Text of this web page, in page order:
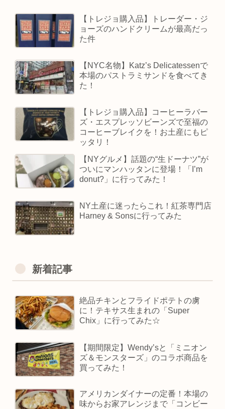
【トレジョ購入品】トレーダー・ジ
ョーズのハンドクリームが最高だっ
た件
【NYC名物】Katz’s Delicatessenで
本場のパストラミサンドを食べてき
た！
【トレジョ購入品】コーヒーラバー
ズ・エスプレッソビーンズで至福の
コーヒーブレイクを！お土産にもピ
ッタリ！
【NYグルメ】話題の“生ドーナツ”が
ついにマンハッタンに登場！「I’m
donut?」に行ってみた！
NY土産に迷ったらこれ！紅茶専門店
Harney & Sonsに行ってみた
新着記事
絶品チキンとフライドポテトの虜
に！テキサス生まれの「Super
Chix」に行ってみた☆
【期間限定】Wendy’sと「ミニオン
ズ＆モンスターズ」のコラボ商品を
買ってみた！
アメリカンダイナーの定番！本場の
味からお家アレンジまで「コンビー